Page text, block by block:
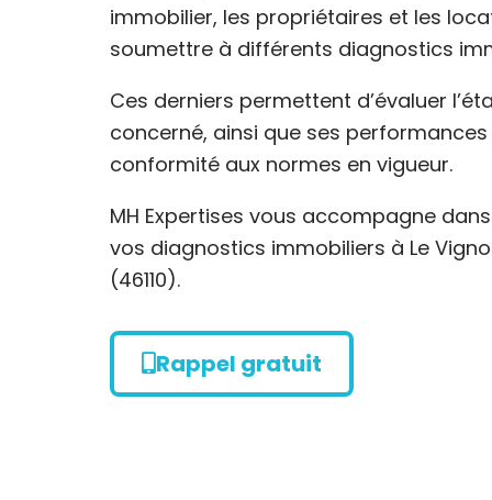
immobilier, les propriétaires et les
soumettre à différents diagnostics
Ces derniers permettent d’évaluer
concerné, ainsi que ses
conformité aux normes en vigueur.
MH Expertises vous accompagne
vos diagnostics immobiliers à Le
(46110).
Rappel gratuit